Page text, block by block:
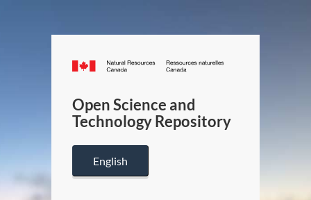
Canada.ca
/
Canada
Open Science and
Technology Repository
English